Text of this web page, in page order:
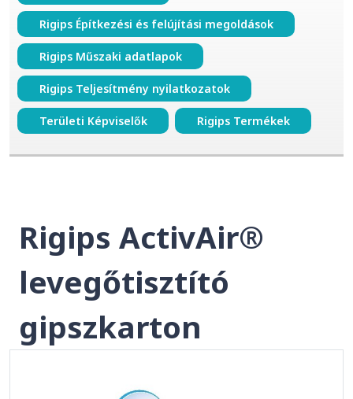
Rigips Építkezési és felújítási megoldások
Rigips Műszaki adatlapok
Rigips Teljesítmény nyilatkozatok
Területi Képviselők Rigips Termékek
Rigips ActivAir®
levegőtisztító
gipszkarton